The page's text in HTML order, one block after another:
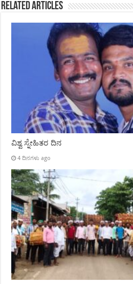
Related Articles
ವಿಶ್ವ ಸ್ನೇಹಿತರ ದಿನ
4 ದಿನಗಳು ago